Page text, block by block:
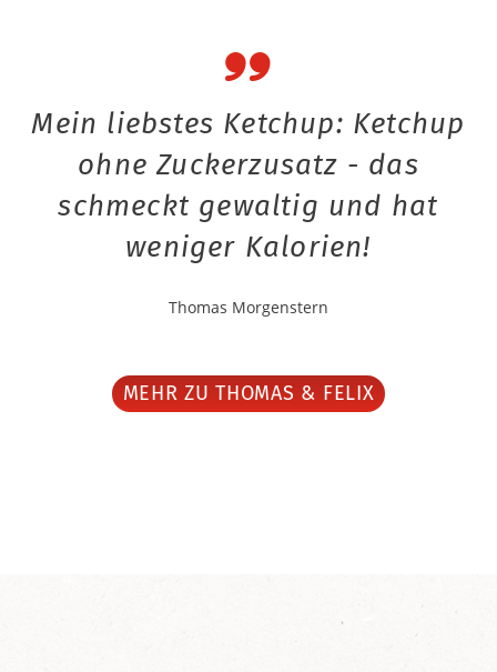
Mein liebstes Ketchup: Ketchup
ohne Zuckerzusatz - das
schmeckt gewaltig und hat
weniger Kalorien!
Thomas Morgenstern
MEHR ZU THOMAS & FELIX